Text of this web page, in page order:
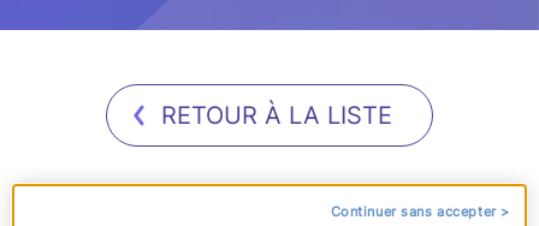
RETOUR À LA LISTE
#recrutement
Continuer sans accepter >